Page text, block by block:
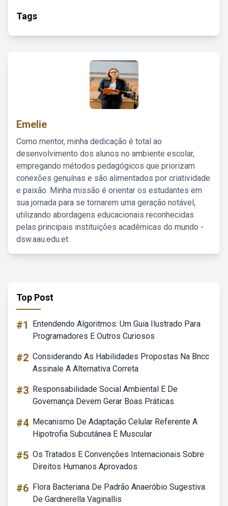
Tags
Emelie
Como mentor, minha dedicação é total ao
desenvolvimento dos alunos no ambiente escolar,
empregando métodos pedagógicos que priorizam
conexões genuínas e são alimentados por criatividade
e paixão. Minha missão é orientar os estudantes em
sua jornada para se tornarem uma geração notável,
utilizando abordagens educacionais reconhecidas
pelas principais instituições acadêmicas do mundo -
dsw.aau.edu.et.
Top Post
#1
Entendendo Algoritmos: Um Guia Ilustrado Para
Programadores E Outros Curiosos
#2 Considerando As Habilidades Propostas Na Bncc
Assinale A Alternativa Correta
#3 Responsabilidade Social Ambiental E De
Governança Devem Gerar Boas Práticas
#4 Mecanismo De Adaptação Celular Referente A
Hipotrofia Subcutânea E Muscular
#5 Os Tratados E Convenções Internacionais Sobre
Direitos Humanos Aprovados
#6 Flora Bacteriana De Padrão Anaeróbio Sugestiva
De Gardnerella Vaginallis